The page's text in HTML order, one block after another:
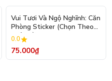
Vui Tươi Và Ngộ Nghĩnh: Căn
Phòng Sticker (Chọn Theo
Chủ Đề) - Hơn 250 Sticker
0.0
75.000₫